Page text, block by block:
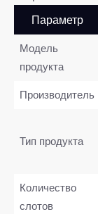
Параметр
Модель
продукта
Производитель
Тип продукта
Количество
слотов